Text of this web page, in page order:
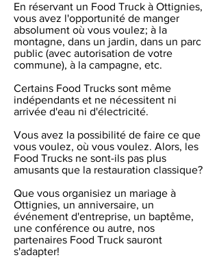
En réservant un Food Truck à Ottignies,
vous avez l'opportunité de manger
absolument où vous voulez; à la
montagne, dans un jardin, dans un parc
public (avec autorisation de votre
commune), à la campagne, etc.
Certains Food Trucks sont même
indépendants et ne nécessitent ni
arrivée d'eau ni d'électricité.
Vous avez la possibilité de faire ce que
vous voulez, où vous voulez. Alors, les
Food Trucks ne sont-ils pas plus
amusants que la restauration classique?
Que vous organisiez un mariage à
Ottignies, un anniversaire, un
événement d'entreprise, un baptême,
une conférence ou autre, nos
partenaires Food Truck sauront
s'adapter!